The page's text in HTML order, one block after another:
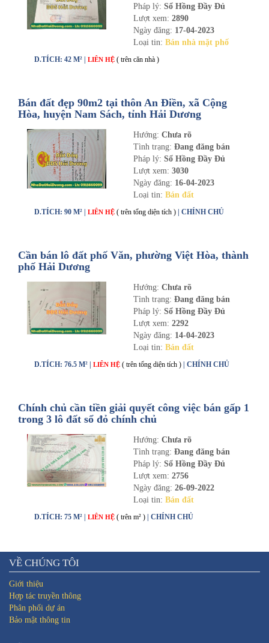
Pháp lý: Sổ Hồng Đầy Đủ
Lượt xem: 2890
Ngày đăng: 17-04-2023
Loại tin: Bán nhà mặt phố
D.TÍCH: 42 M² | LIÊN HỆ ( trên căn nhà )
Bán đất đẹp 90m2 tại thôn An Điền, xã Cộng
Hòa, huyện Nam Sách, tỉnh Hải Dương
Hướng: Chưa rõ
Tình trạng: Đang đăng bán
Pháp lý: Sổ Hồng Đầy Đủ
Lượt xem: 3030
Ngày đăng: 16-04-2023
Loại tin: Bán đất
D.TÍCH: 90 M² | LIÊN HỆ ( trên tổng diện tích ) | CHÍNH CHỦ
Cần bán lô đất phố Văn, phường Việt Hòa, thành
phố Hải Dương
Hướng: Chưa rõ
Tình trạng: Đang đăng bán
Pháp lý: Sổ Hồng Đầy Đủ
Lượt xem: 2292
Ngày đăng: 14-04-2023
Loại tin: Bán đất
D.TÍCH: 76.5 M² | LIÊN HỆ ( trên tổng diện tích ) | CHÍNH CHỦ
Chính chủ cần tiền giải quyết công việc bán gấp 1
trong 3 lô đất sổ đỏ chính chủ
Hướng: Chưa rõ
Tình trạng: Đang đăng bán
Pháp lý: Sổ Hồng Đầy Đủ
Lượt xem: 2756
Ngày đăng: 26-09-2022
Loại tin: Bán đất
D.TÍCH: 75 M² | LIÊN HỆ ( trên m² ) | CHÍNH CHỦ
VỀ CHÚNG TÔI
Giới thiệu
Hợp tác truyền thông
Phân phối dự án
Bảo mật thông tin